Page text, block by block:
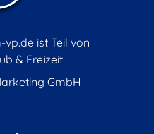
ist Teil von
& Freizeit
GmbH